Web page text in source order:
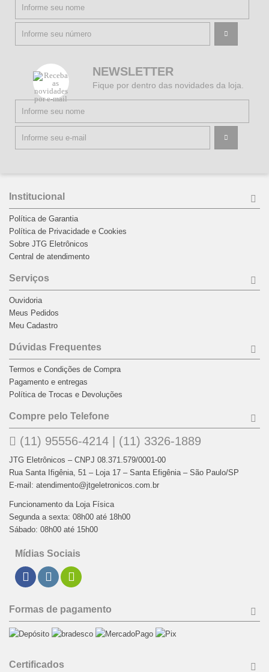
NEWSLETTER
Fique por dentro das novidades da loja.
Institucional
Política de Garantia
Política de Privacidade e Cookies
Sobre JTG Eletrônicos
Central de atendimento
Serviços
Ouvidoria
Meus Pedidos
Meu Cadastro
Dúvidas Frequentes
Termos e Condições de Compra
Pagamento e entregas
Política de Trocas e Devoluções
Compre pelo Telefone
(11) 95556-4214 | (11) 3326-1889
JTG Eletrônicos – CNPJ 08.371.579/0001-00
Rua Santa Ifigênia, 51 – Loja 17 – Santa Efigênia – São Paulo/SP
E-mail: atendimento@jtgeletronicos.com.br
Funcionamento da Loja Física
Segunda a sexta: 08h00 até 18h00
Sábado: 08h00 até 15h00
Mídias Sociais
Formas de pagamento
Certificados